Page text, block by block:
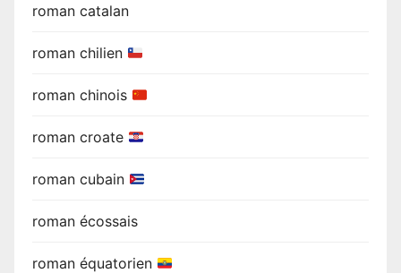
roman catalan
roman chilien
roman chinois
roman croate
roman cubain
roman écossais
roman équatorien